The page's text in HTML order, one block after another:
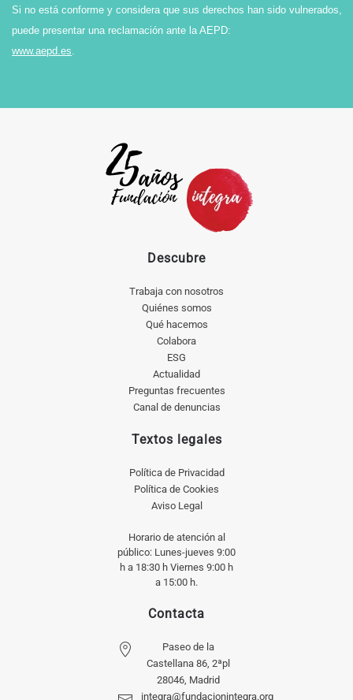
Si no está conforme y considera que sus derechos han sido vulnerados,
puede presentar una reclamación ante la AEPD:
www.aepd.es.
Descubre
Trabaja con nosotros
Quiénes somos
Qué hacemos
Colabora
ESG
Actualidad
Preguntas frecuentes
Canal de denuncias
Textos legales
Política de Privacidad
Política de Cookies
Aviso Legal
Horario de atención al
público: Lunes-jueves 9:00
h a 18:30 h Viernes 9:00 h
a 15:00 h.
Contacta
Paseo de la
Castellana 86, 2ªpl
28046, Madrid
integra@fundacionintegra.org